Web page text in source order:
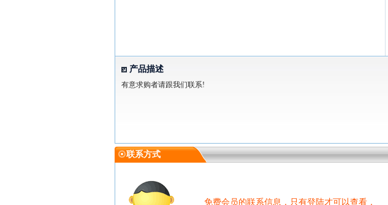
产品描述
有意求购者请跟我们联系!
联系方式
免费会员的联系信息，只有登陆才可以查看．